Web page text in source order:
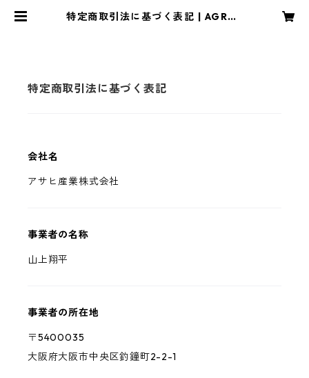
特定商取引法に基づく表記 | AGRAD
特定商取引法に基づく表記
会社名
アサヒ産業株式会社
事業者の名称
山上翔平
事業者の所在地
〒5400035
大阪府大阪市中央区釣鐘町2-2-1